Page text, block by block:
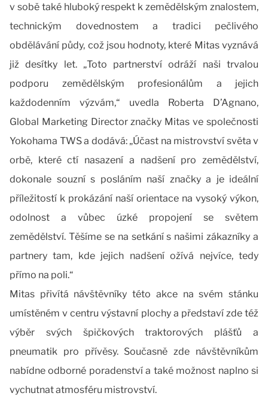
v sobě také hluboký respekt k zemědělským znalostem,
technickým dovednostem a tradici pečlivého
obdělávání půdy, což jsou hodnoty, které Mitas vyznává
již desítky let. „Toto partnerství odráží naši trvalou
podporu zemědělským profesionálům a jejich
každodenním výzvám,“ uvedla Roberta D’Agnano,
Global Marketing Director značky Mitas ve společnosti
Yokohama TWS a dodává: „Účast na mistrovství světa v
orbě, které ctí nasazení a nadšení pro zemědělství,
dokonale souzní s posláním naší značky a je ideální
příležitostí k prokázání naší orientace na vysoký výkon,
odolnost a vůbec úzké propojení se světem
zemědělství. Těšíme se na setkání s našimi zákazníky a
partnery tam, kde jejich nadšení ožívá nejvíce, tedy
přímo na poli.“
Mitas přivítá návštěvníky této akce na svém stánku
umístěném v centru výstavní plochy a představí zde též
výběr svých špičkových traktorových plášťů a
pneumatik pro přívěsy. Současně zde návštěvníkům
nabídne odborné poradenství a také možnost naplno si
vychutnat atmosféru mistrovství.